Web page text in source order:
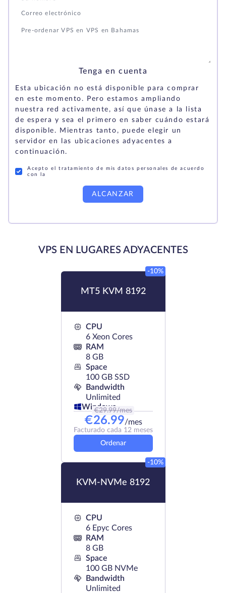
Tenga en cuenta
Esta ubicación no está disponible para comprar
en este momento. Pero estamos ampliando
nuestra red activamente, así que únase a la lista
de espera y sea el primero en saber cuándo estará
disponible. Mientras tanto, puede elegir un
servidor en las ubicaciones adyacentes a
continuación.
Acepto el tratamiento de mis datos personales de acuerdo
con la
ALCANZAR
VPS EN LUGARES ADYACENTES
MT5 KVM 8192
-10%
CPU
6 Xeon Cores
RAM
8 GB
Space
100 GB SSD
Bandwidth
Unlimited
Windows
€29.99/mes
€26.99/mes
Facturado cada 12 meses
Ordenar
KVM-NVMe 8192
-10%
CPU
6 Epyc Cores
RAM
8 GB
Space
100 GB NVMe
Bandwidth
Unlimited